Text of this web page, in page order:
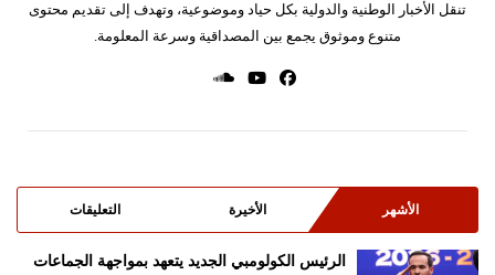
تنقل الأخبار الوطنية والدولية بكل حياد وموضوعية، وتهدف إلى تقديم محتوى
متنوع وموثوق يجمع بين المصداقية وسرعة المعلومة.
الأشهر الأخيرة التعليقات
الرئيس الكولومبي الجديد يتعهد بمواجهة الجماعات